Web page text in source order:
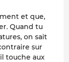
et que,
Quand tu
on sait
sur
touche aux